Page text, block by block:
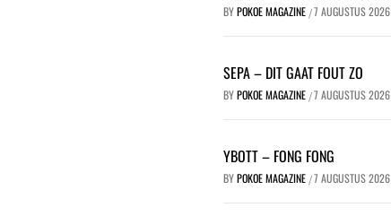
BYPOKOE MAGAZINE /7 AUGUSTUS 2026
SEPA – DIT GAAT FOUT ZO
BYPOKOE MAGAZINE /7 AUGUSTUS 2026
YBOTT – FONG FONG
BYPOKOE MAGAZINE /7 AUGUSTUS 2026